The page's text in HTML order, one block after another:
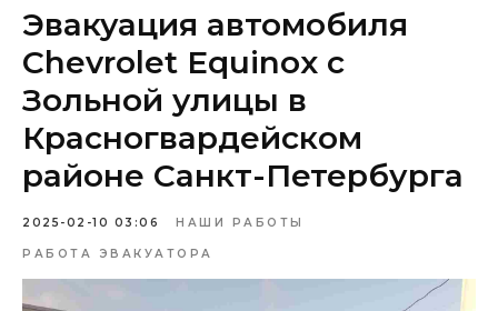
Эвакуация автомобиля
Chevrolet Equinox с
Зольной улицы в
Красногвардейском
районе Санкт-Петербурга
2025-02-10 03:06 НАШИ РАБОТЫ
РАБОТА ЭВАКУАТОРА